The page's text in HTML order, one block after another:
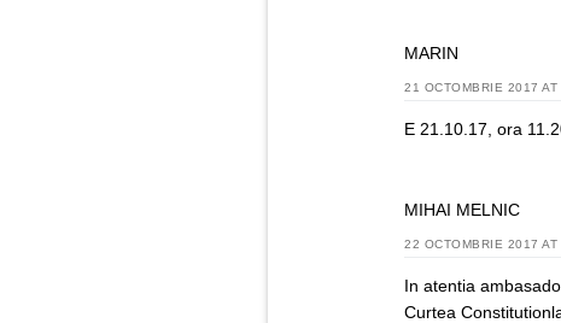
MARIN
21 OCTOMBRIE 2017 AT
E 21.10.17, ora
MIHAI MELNIC
22 OCTOMBRIE 2017
In atentia
Curtea